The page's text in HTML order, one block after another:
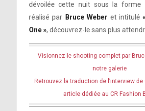
dévoilée cette nuit sous la forme
réalisé par Bruce Weber et intitulé
One », découvrez-le sans plus
Visionnez le shooting complet par
notre galerie
Retrouvez la traduction de l’interview
article dédiée au CR Fashion